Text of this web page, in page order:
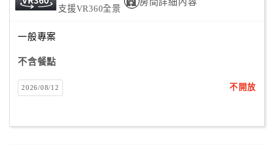
查
訂
房
Q&A
支援VR360全景
一般專案
不含餐點
2026/08/12 不開放